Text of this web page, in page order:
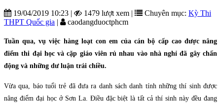
19/04/2019 10:23 | 1479 lượt xem | Chuyên mục: Kỳ Thi
THPT Quốc gia | caodangduoctphcm
Tuần qua, vụ việc hàng loạt con em của cán bộ cấp cao được nâng
điểm thi đại học và cặp giáo viên rủ nhau vào nhà nghỉ đã gây chấn
động và những dư luận trái chiều.
Vừa qua, báo tuổi trẻ đã đưa ra danh sách danh tính những thí sinh được
nâng điểm đại học ở Sơn La. Điều đặc biệt là tất cả thí sinh này đều đang